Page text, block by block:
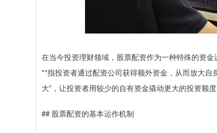
在当今投资理财领域，股票配资作为一种特殊的资
**指投资者通过配资公司获得额外资金，从而放大
大”，让投资者用较少的自有资金撬动更大的投资额度
## 股票配资的基本运作机制